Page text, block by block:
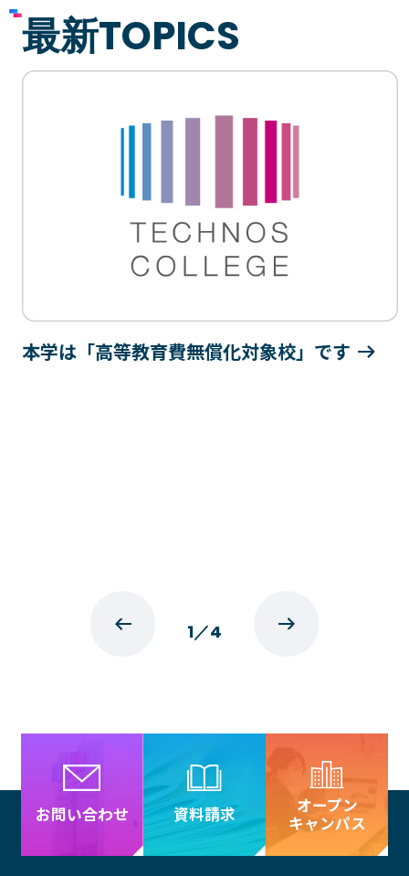
入学のご案内
5つの入学方法
NEWS&TOPICS
プライバシーポリシー サイトマップ
最新TOPICS
本学は「高等教育費無償化対象校」です
1／4
お問い合わせ 資料請求
オープン
キャンパス